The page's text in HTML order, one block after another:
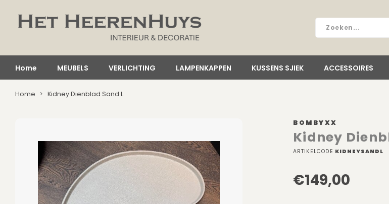
Home MEUBELS VERLICHTING LAMPENKAPPEN KUSSENS SJIEK ACCESSOIRES
Home Kidney Dienblad Sand L
BOMBYXX
Kidney
ARTIKELCODE KIDNEYSANDL
€149,00